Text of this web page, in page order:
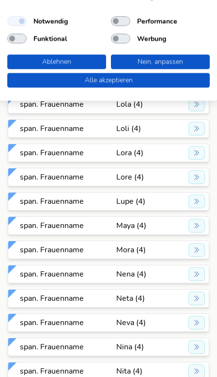
span. Frauenname Jade (4)
span. Frauenname Lera (4)
Leya (4)
span. Frauenname Lola (4)
span. Frauenname Loli (4)
span. Frauenname Lora (4)
span. Frauenname Lore (4)
span. Frauenname Lupe (4)
span. Frauenname Maya (4)
span. Frauenname Mora (4)
span. Frauenname Nena (4)
span. Frauenname Neta (4)
span. Frauenname Neva (4)
span. Frauenname Nina (4)
span. Frauenname Nita (4)
Notwendig
Performance
Funktional
Werbung
Ablehnen
Nein, anpassen
Alle akzeptieren